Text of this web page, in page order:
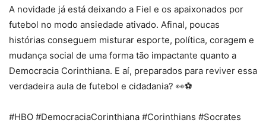
A novidade já está deixando a Fiel e os apaixonados por
futebol no modo ansiedade ativado. Afinal, poucas
histórias conseguem misturar esporte, política, coragem e
mudança social de uma forma tão impactante quanto a
Democracia Corinthiana. E aí, preparados para reviver essa
verdadeira aula de futebol e cidadania? 👀⚽
#HBO #DemocraciaCorinthiana #Corinthians #Socrates